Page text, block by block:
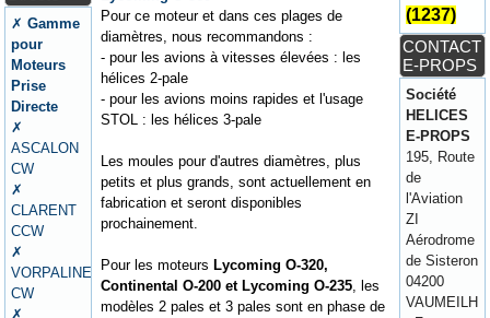
✗Gamme
pour
Moteurs
Prise
Directe
✗
ASCALON
CW
✗
CLARENT
CCW
✗
VORPALINE
CW
✗
Pour ce moteur et dans ces plages de
diamètres, nous recommandons :
- pour les avions à vitesses élevées : les
hélices 2-pale
- pour les avions moins rapides et l'usage
STOL : les hélices 3-pale
Les moules pour d'autres diamètres, plus
petits et plus grands, sont actuellement en
fabrication et seront disponibles
prochainement.
Pour les moteurs Lycoming O-320,
Continental O-200 et Lycoming O-235, les
modèles 2 pales et 3 pales sont en phase de
(1237)
CONTACT
E-PROPS
Société
HELICES
E-PROPS
195, Route
de
l'Aviation
ZI
Aérodrome
de Sisteron
04200
VAUMEILH